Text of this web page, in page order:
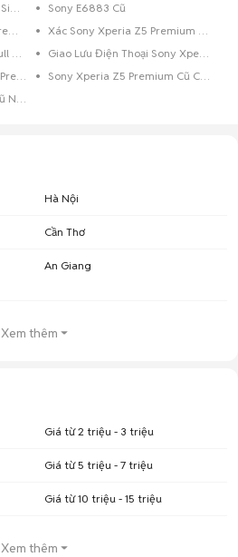
Sony Xperia Z5 Premium 2 Sim Cũ
Sony E6883 Cũ
Thanh Lý Sony Xperia Z5 Premium Cũ
Xác Sony Xperia Z5 Premium Cũ
Sony Xperia Z5 Premium Full Box
Giao Lưu Điện Thoại Sony Xperia Z5 Premium
Điện Thoại Sony Xperia Z5 Premium Trả Góp
Sony Xperia Z5 Premium Cũ Còn Bảo Hành
Sony Xperia Z5 Premium Cũ Nguyên Zin
Hà Nội
Cần Thơ
An Giang
Xem thêm
Giá từ 2 triệu - 3 triệu
Giá từ 5 triệu - 7 triệu
Giá từ 10 triệu - 15 triệu
Xem thêm